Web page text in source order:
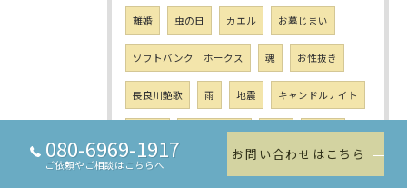
離婚 虫の日 カエル お墓じまい
ソフトバンク ホークス 魂 お性抜き
長良川艶歌 雨 地震 キャンドルナイト
ガーデニング 家紋 熱中症
亀の子タワシ
080-6969-1917
ご依頼やご相談はこちらへ
お問い合わせはこちら